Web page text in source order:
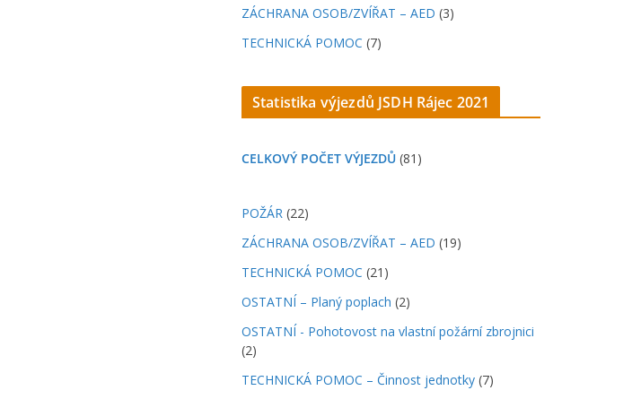
ZÁCHRANA OSOB/ZVÍŘAT – AED (3)
TECHNICKÁ POMOC (7)
Statistika výjezdů JSDH Rájec 2021
CELKOVÝ POČET VÝJEZDŮ (81)
POŽÁR (22)
ZÁCHRANA OSOB/ZVÍŘAT – AED (19)
TECHNICKÁ POMOC (21)
OSTATNÍ – Planý poplach (2)
OSTATNÍ - Pohotovost na vlastní požární zbrojnici
(2)
TECHNICKÁ POMOC – Činnost jednotky (7)